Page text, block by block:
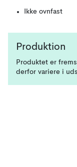
Ikke ovnfast
Produktion
Produktet er
derfor variere i